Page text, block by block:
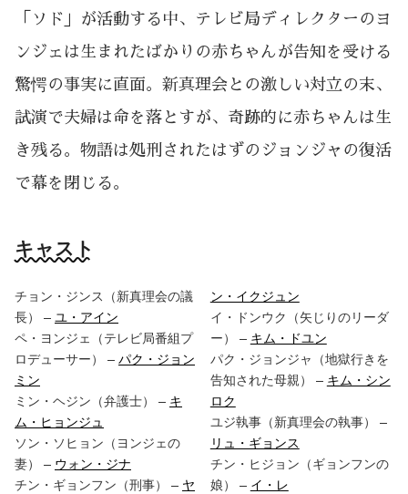
「ソド」が活動する中、テレビ局ディレクターのヨ
ンジェは生まれたばかりの赤ちゃんが告知を受ける
驚愕の事実に直面。新真理会との激しい対立の末、
試演で夫婦は命を落とすが、奇跡的に赤ちゃんは生
き残る。物語は処刑されたはずのジョンジャの復活
で幕を閉じる。
キャスト
チョン・ジンス（新真理会の議
長） –ユ・アイン
ペ・ヨンジェ（テレビ局番組プ
ロデューサー） –パク・ジョン
ミン
ミン・ヘジン（弁護士） – キ
ム・ヒョンジュ
ソン・ソヒョン（ヨンジェの
妻） – ウォン・ジナ
チン・ギョンフン（刑事） – ヤ
ン・イクジュン
イ・ドンウク（矢じりのリーダ
ー） – キム・ドユン
パク・ジョンジャ（地獄行きを
告知された母親） – キム・シン
ロク
ユジ執事（新真理会の執事） –
リュ・ギョンス
チン・ヒジョン（ギョンフンの
娘） – イ・レ